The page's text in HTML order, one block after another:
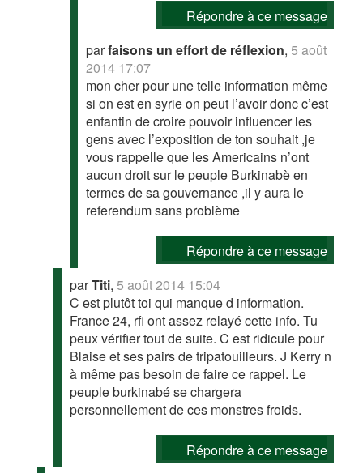
Répondre à ce message
parfaisons un effort de réflexion,5 août
2014 17:07
mon cher pour une telle information même
si on est en syrie on peut l’avoir donc c’est
enfantin de croire pouvoir influencer les
gens avec l’exposition de ton souhait ,je
vous rappelle que les Americains n’ont
aucun droit sur le peuple Burkinabè en
termes de sa gouvernance ,il y aura le
referendum sans problème
Répondre à ce message
parTiti,5 août 2014 15:04
C est plutôt toi qui manque d information.
France 24, rfi ont assez relayé cette info. Tu
peux vérifier tout de suite. C est ridicule pour
Blaise et ses pairs de tripatouilleurs. J Kerry n
à même pas besoin de faire ce rappel. Le
peuple burkinabé se chargera
personnellement de ces monstres froids.
Répondre à ce message